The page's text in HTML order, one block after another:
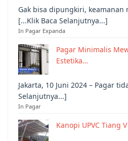
Gak bisa dipungkiri,
[...Klik Baca Selanjutnya...]
In Pagar Expanda
Pagar Minimalis
Estetika…
Jakarta, 10 Juni 2024 – Pagar
Selanjutnya...]
In Pagar
Kanopi UPVC Tiang V